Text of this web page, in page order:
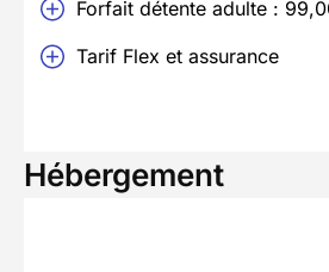
Forfait détente adulte :
Tarif Flex et assurance
Hébergement